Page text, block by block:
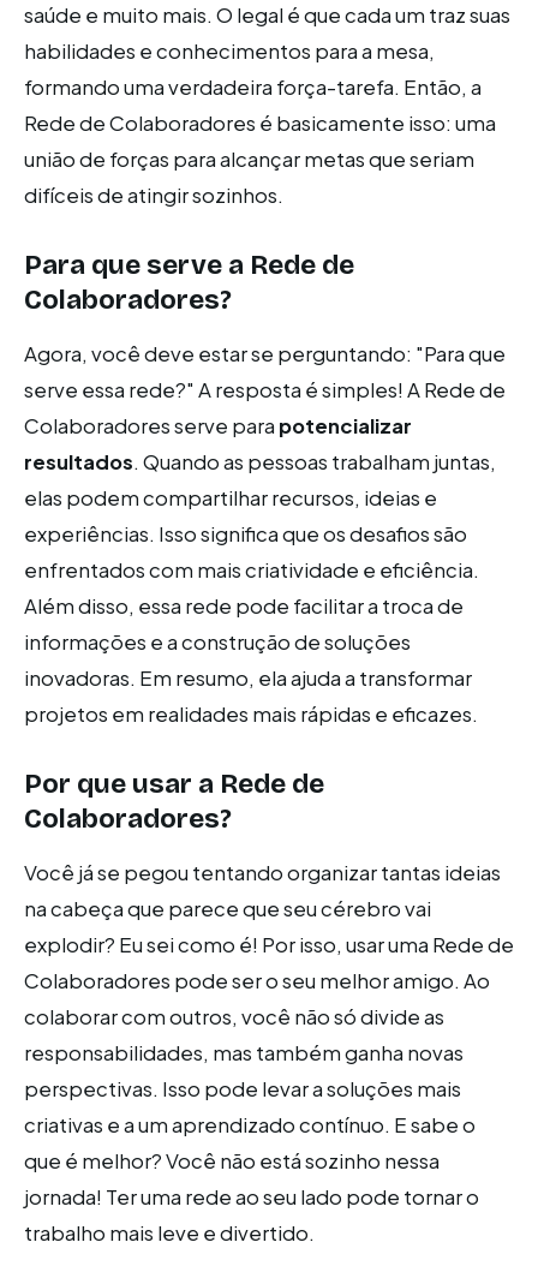
saúde e muito mais. O legal é que cada um traz suas
habilidades e conhecimentos para a mesa,
formando uma verdadeira força-tarefa. Então, a
Rede de Colaboradores é basicamente isso: uma
união de forças para alcançar metas que seriam
difíceis de atingir sozinhos.
Para que serve a Rede de
Colaboradores?
Agora, você deve estar se perguntando: "Para que
serve essa rede?" A resposta é simples! A Rede de
Colaboradores serve para potencializar
resultados. Quando as pessoas trabalham juntas,
elas podem compartilhar recursos, ideias e
experiências. Isso significa que os desafios são
enfrentados com mais criatividade e eficiência.
Além disso, essa rede pode facilitar a troca de
informações e a construção de soluções
inovadoras. Em resumo, ela ajuda a transformar
projetos em realidades mais rápidas e eficazes.
Por que usar a Rede de
Colaboradores?
Você já se pegou tentando organizar tantas ideias
na cabeça que parece que seu cérebro vai
explodir? Eu sei como é! Por isso, usar uma Rede de
Colaboradores pode ser o seu melhor amigo. Ao
colaborar com outros, você não só divide as
responsabilidades, mas também ganha novas
perspectivas. Isso pode levar a soluções mais
criativas e a um aprendizado contínuo. E sabe o
que é melhor? Você não está sozinho nessa
jornada! Ter uma rede ao seu lado pode tornar o
trabalho mais leve e divertido.